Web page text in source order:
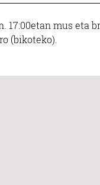
17:00etan mus eta
(bikoteko).